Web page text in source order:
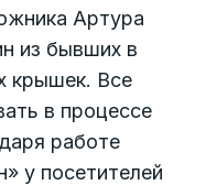
Артура
из бывших в
крышек. Все
в процессе
работе
у посетителей